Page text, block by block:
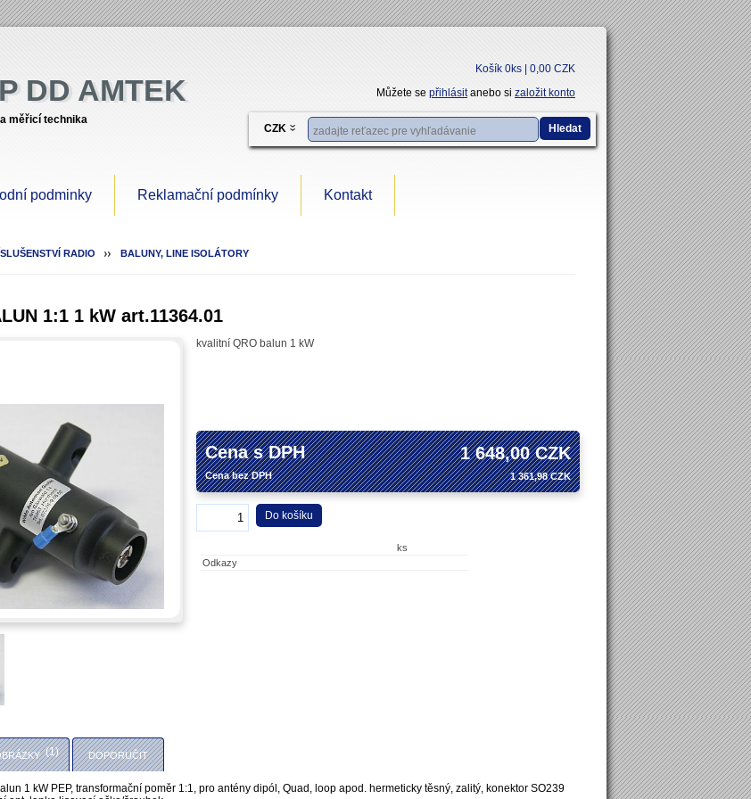
Košík 0ks | 0,00 CZK
DD AMTEK
měřicí technika
Můžete se přihlásitanebo si založit konto
CZK Hledat
podminky Reklamační podmínky Kontakt
RADIO BALUNY, LINE ISOLÁTORY
1:1 1 kW art.11364.01
kvalitní QRO balun 1 kW
Cena s DPH 1 648,00 CZK
Cena bez DPH 1 361,98 CZK
Do košíku
ks
Odkazy
(1) DOPORUČIT
1 kW PEP, transformační poměr 1:1, pro antény dipól, Quad, loop apod. hermeticky těsný, zalitý, konektor SO239